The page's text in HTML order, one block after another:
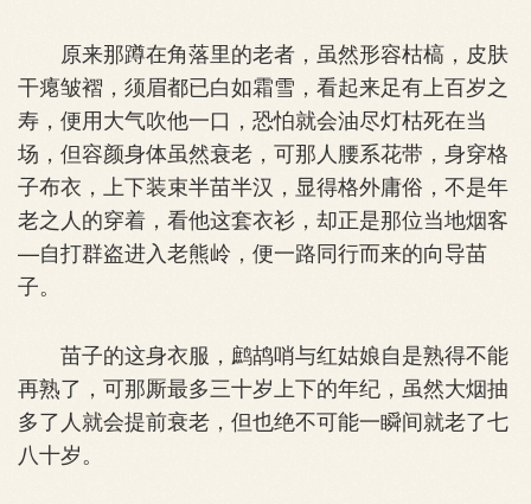
原来那蹲在角落里的老者，虽然形容枯槁，皮肤
干瘪皱褶，须眉都已白如霜雪，看起来足有上百岁之
寿，便用大气吹他一口，恐怕就会油尽灯枯死在当
场，但容颜身体虽然衰老，可那人腰系花带，身穿格
子布衣，上下装束半苗半汉，显得格外庸俗，不是年
老之人的穿着，看他这套衣衫，却正是那位当地烟客
—自打群盗进入老熊岭，便一路同行而来的向导苗
子。
苗子的这身衣服，鹧鸪哨与红姑娘自是熟得不能
再熟了，可那厮最多三十岁上下的年纪，虽然大烟抽
多了人就会提前衰老，但也绝不可能一瞬间就老了七
八十岁。